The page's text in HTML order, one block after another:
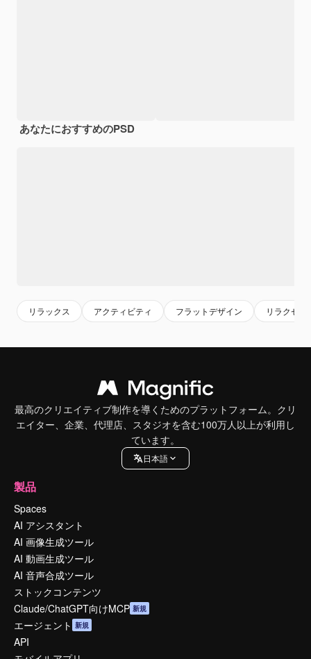
あなたにおすすめのPSD
リラックス アクティビティ フラットデザイン リラクゼー
最高のクリエイティブ制作を導くためのプラットフォーム。クリ
エイター、企業、代理店、スタジオを含む100万人以上が利用し
ています。
日本語
製品
Spaces
AI アシスタント
AI 画像生成ツール
AI 動画生成ツール
AI 音声合成ツール
ストックコンテンツ
Claude/ChatGPT向けMCP 新規
エージェント 新規
API